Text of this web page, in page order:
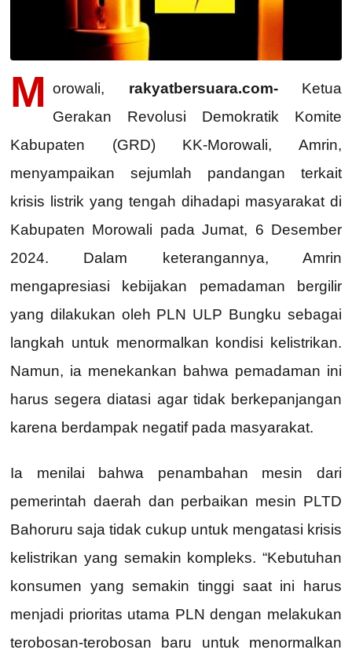
M orowali, rakyatbersuara.com-Ketua
Gerakan Revolusi Demokratik Komite
Kabupaten (GRD) KK-Morowali, Amrin,
menyampaikan sejumlah pandangan terkait
krisis listrik yang tengah dihadapi masyarakat di
Kabupaten Morowali pada Jumat, 6 Desember
2024. Dalam keterangannya, Amrin
mengapresiasi kebijakan pemadaman bergilir
yang dilakukan oleh PLN ULP Bungku sebagai
langkah untuk menormalkan kondisi kelistrikan.
Namun, ia menekankan bahwa pemadaman ini
harus segera diatasi agar tidak berkepanjangan
karena berdampak negatif pada masyarakat.
Ia menilai bahwa penambahan mesin dari
pemerintah daerah dan perbaikan mesin PLTD
Bahoruru saja tidak cukup untuk mengatasi krisis
kelistrikan yang semakin kompleks. “Kebutuhan
konsumen yang semakin tinggi saat ini harus
menjadi prioritas utama PLN dengan melakukan
terobosan-terobosan baru untuk menormalkan